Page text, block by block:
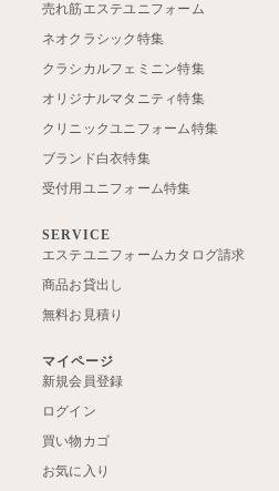
売れ筋エステユニフォーム
ネオクラシック特集
クラシカルフェミニン特集
オリジナルマタニティ特集
クリニックユニフォーム特集
ブランド白衣特集
受付用ユニフォーム特集
SERVICE
エステユニフォームカタログ請求
商品お貸出し
無料お見積り
マイページ
新規会員登録
ログイン
買い物カゴ
お気に入り